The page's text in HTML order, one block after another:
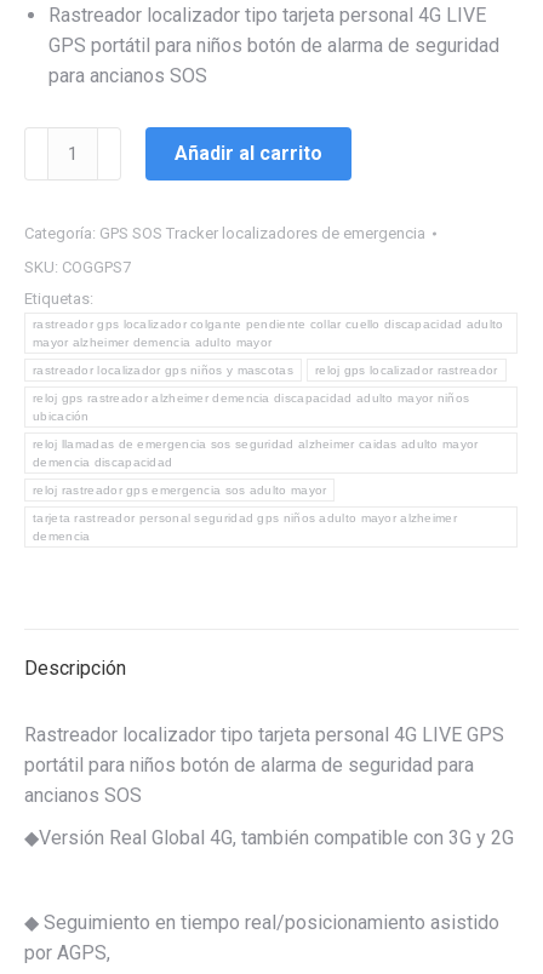
Rastreador localizador tipo tarjeta personal 4G LIVE
GPS portátil para niños botón de alarma de seguridad
para ancianos SOS
Sistema
SOS
07
Alzheimer
Niños
adulto
demencia
Discapacidad
Emergencia
Rastreador
cantidad
Añadir al carrito
Categoría: GPS SOS Tracker localizadores de emergencia
SKU: COGGPS7
Etiquetas:
rastreador gps localizador colgante pendiente collar cuello discapacidad adulto
mayor alzheimer demencia adulto mayor
rastreador localizador gps niños y mascotas reloj gps localizador rastreador
reloj gps rastreador alzheimer demencia discapacidad adulto mayor niños
ubicación
reloj llamadas de emergencia sos seguridad alzheimer caidas adulto mayor
demencia discapacidad
reloj rastreador gps emergencia sos adulto mayor
tarjeta rastreador personal seguridad gps niños adulto mayor alzheimer
demencia
Descripción
Rastreador localizador tipo tarjeta personal 4G LIVE GPS
portátil para niños botón de alarma de seguridad para
ancianos SOS
◆Versión Real Global 4G, también compatible con 3G y 2G
◆ Seguimiento en tiempo real/posicionamiento asistido
por AGPS,